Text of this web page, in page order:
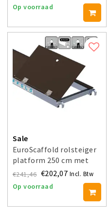
Op voorraad
Sale
EuroScaffold rolsteiger
platform 250 cm met
luik
€241,46 €202,07 Incl. Btw
Op voorraad